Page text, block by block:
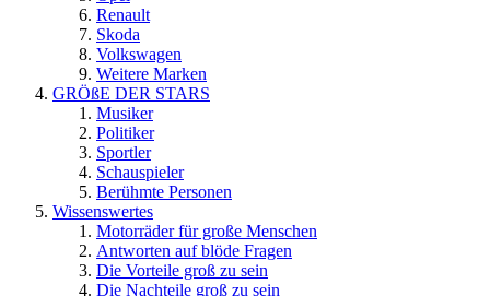
Renault
Skoda
Volkswagen
Weitere Marken
GRÖßE DER STARS
Musiker
Politiker
Sportler
Schauspieler
Berühmte Personen
Wissenswertes
Motorräder für große Menschen
Antworten auf blöde Fragen
Die Vorteile groß zu sein
Die Nachteile groß zu sein